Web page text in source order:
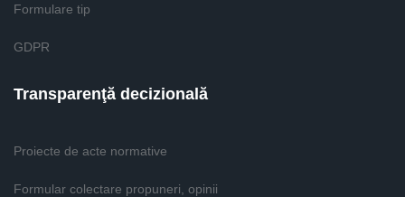
Formulare tip
GDPR
Transparenţă decizională
Proiecte de acte normative
Formular colectare propuneri, opinii